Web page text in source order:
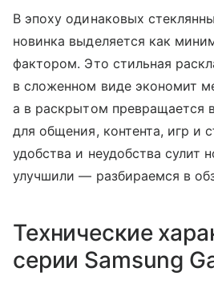
В эпоху одинаковых
новинка выделяется как
фактором. Это стильная
в сложенном виде экономит
а в раскрытом превращается
для общения, контента, игр и
удобства и неудобства сулит
улучшили — разбираемся в
Технические
серии Samsung